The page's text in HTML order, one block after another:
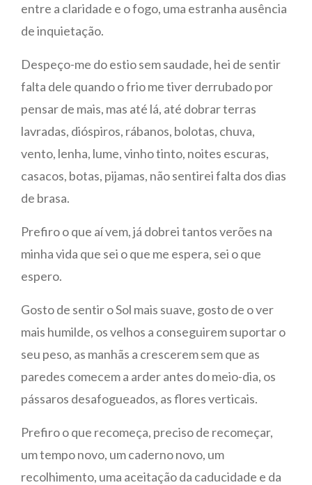
entre a claridade e o fogo, uma estranha ausência
de inquietação.
Despeço-me do estio sem saudade, hei de sentir
falta dele quando o frio me tiver derrubado por
pensar de mais, mas até lá, até dobrar terras
lavradas, dióspiros, rábanos, bolotas, chuva,
vento, lenha, lume, vinho tinto, noites escuras,
casacos, botas, pijamas, não sentirei falta dos dias
de brasa.
Prefiro o que aí vem, já dobrei tantos verões na
minha vida que sei o que me espera, sei o que
espero.
Gosto de sentir o Sol mais suave, gosto de o ver
mais humilde, os velhos a conseguirem suportar o
seu peso, as manhãs a crescerem sem que as
paredes comecem a arder antes do meio-dia, os
pássaros desafogueados, as flores verticais.
Prefiro o que recomeça, preciso de recomeçar,
um tempo novo, um caderno novo, um
recolhimento, uma aceitação da caducidade e da